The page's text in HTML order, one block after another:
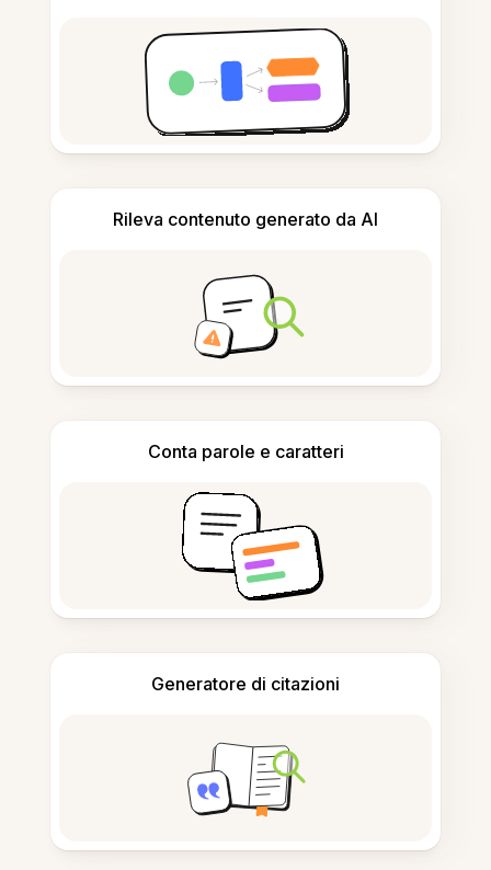
Rileva contenuto generato da AI
Conta parole e caratteri
Generatore di citazioni